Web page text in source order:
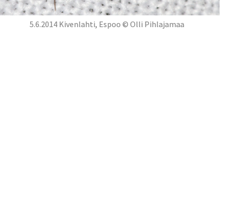
5.6.2014 Kivenlahti, Espoo © Olli Pihlajamaa